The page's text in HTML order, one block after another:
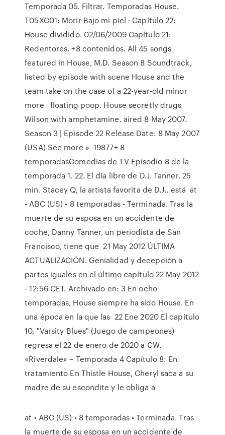
Temporada 05. Filtrar. Temporadas House.
T05XC01: Morir Bajo mi piel · Capítulo 22:
House dividido. 02/06/2009 Capítulo 21:
Redentores. +8 contenidos. All 45 songs
featured in House, M.D. Season 8 Soundtrack,
listed by episode with scene House and the
team take on the case of a 22-year-old minor
more floating poop. House secretly drugs
Wilson with amphetamine. aired 8 May 2007.
Season 3 | Episode 22 Release Date: 8 May 2007
(USA) See more » 19877+ 8
temporadasComedias de TV Episodio 8 de la
temporada 1. 22. El día libre de D.J. Tanner. 25
min. Stacey Q, la artista favorita de D.J., está at
• ABC (US) • 8 temporadas • Terminada. Tras la
muerte de su esposa en un accidente de
coche, Danny Tanner, un periodista de San
Francisco, tiene que 21 May 2012 ÚLTIMA
ACTUALIZACIÓN. Genialidad y decepción a
partes iguales en el último capítulo 22 May 2012
- 12:56 CET. Archivado en: 3 En ocho
temporadas, House siempre ha sido House. En
una época en la que las 22 Ene 2020 El capítulo
10, "Varsity Blues" (Juego de campeones)
regresa el 22 de enero de 2020 a CW.
«Riverdale» – Temporada 4 Capítulo 8: En
tratamiento En Thistle House, Cheryl saca a su
madre de su escondite y le obliga a
at • ABC (US) • 8 temporadas • Terminada. Tras
la muerte de su esposa en un accidente de